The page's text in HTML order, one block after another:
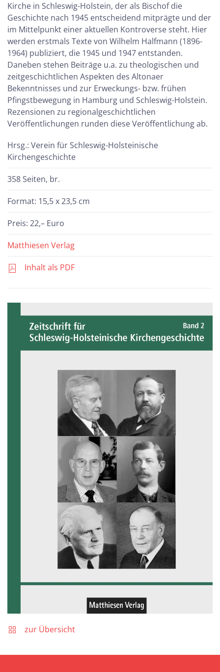
Kirche in Schleswig-Holstein, der als Bischof die
Geschichte nach 1945 entscheidend mitprägte und der
im Mittelpunkt einer aktuellen Kontroverse steht. Hier
werden erstmals Texte von Wilhelm Halfmann (1896-
1964) publiziert, die 1945 und 1947 entstanden.
Daneben stehen Beiträge u.a. zu theologischen und
zeitgeschichtlichen Aspekten des Altonaer
Bekenntnisses und zur Erweckungs- bzw. frühen
Pfingstbewegung in Hamburg und Schleswig-Holstein.
Rezensionen zu regionalgeschichtlichen
Veröffentlichungen runden diese Veröffentlichung ab.
Hrsg.: Verein für Schleswig-Holsteinische
Kirchengeschichte
358 Seiten, br.
Format: 15,5 x 23,5 cm
Preis: 22,– Euro
Matthiesen Verlag
Inhalt als PDF
zur Übersicht